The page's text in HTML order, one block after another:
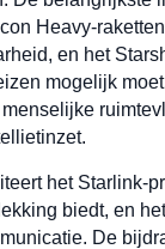
Heavy-
en het
mogelijk
het Starlink-
biedt, en
De